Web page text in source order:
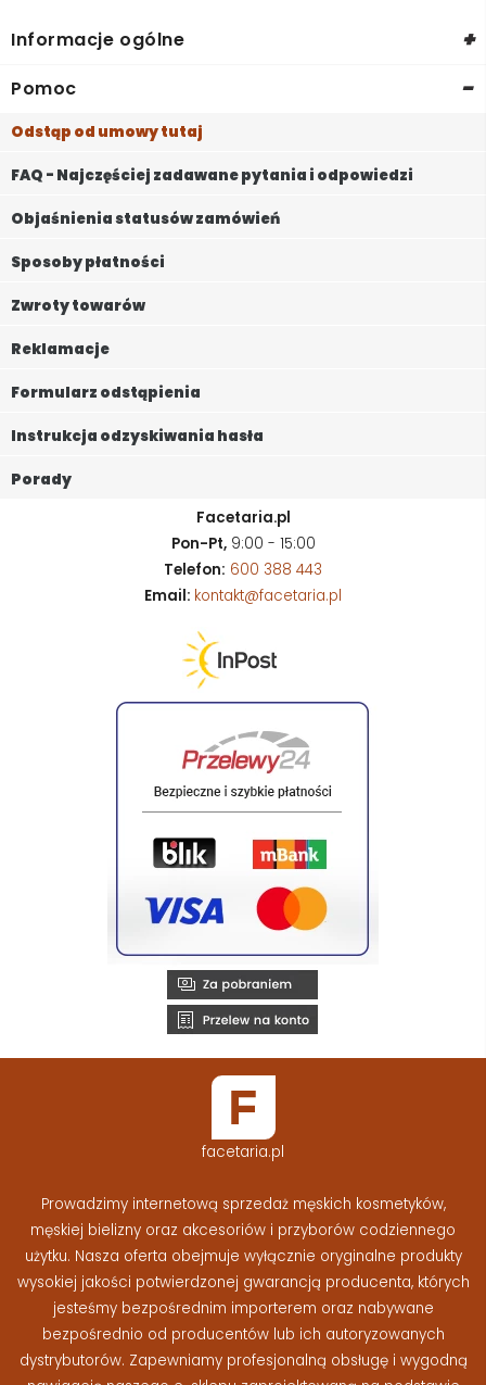
Informacje ogólne +
Pomoc -
Odstąp od umowy tutaj
FAQ - Najczęściej zadawane pytania i odpowiedzi
Objaśnienia statusów zamówień
Sposoby płatności
Zwroty towarów
Reklamacje
Formularz odstąpienia
Instrukcja odzyskiwania hasła
Porady
Facetaria.pl
Pon-Pt,9:00 - 15:00
Telefon: 600 388 443
Email: kontakt@facetaria.pl
facetaria.pl
Prowadzimy internetową sprzedaż męskich kosmetyków,
męskiej bielizny oraz akcesoriów i przyborów codziennego
użytku. Nasza oferta obejmuje wyłącznie oryginalne produkty
wysokiej jakości potwierdzonej gwarancją producenta, których
jesteśmy bezpośrednim importerem oraz nabywane
bezpośrednio od producentów lub ich autoryzowanych
dystrybutorów. Zapewniamy profesjonalną obsługę i wygodną